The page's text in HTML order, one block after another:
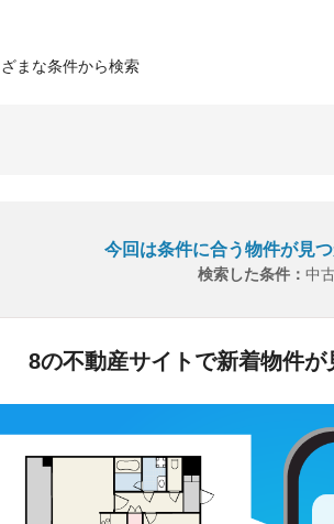
まな条件から検索
今回は条件に合う物件が見つ
検索した条件： 中
8の不動産サイトで新着物件が